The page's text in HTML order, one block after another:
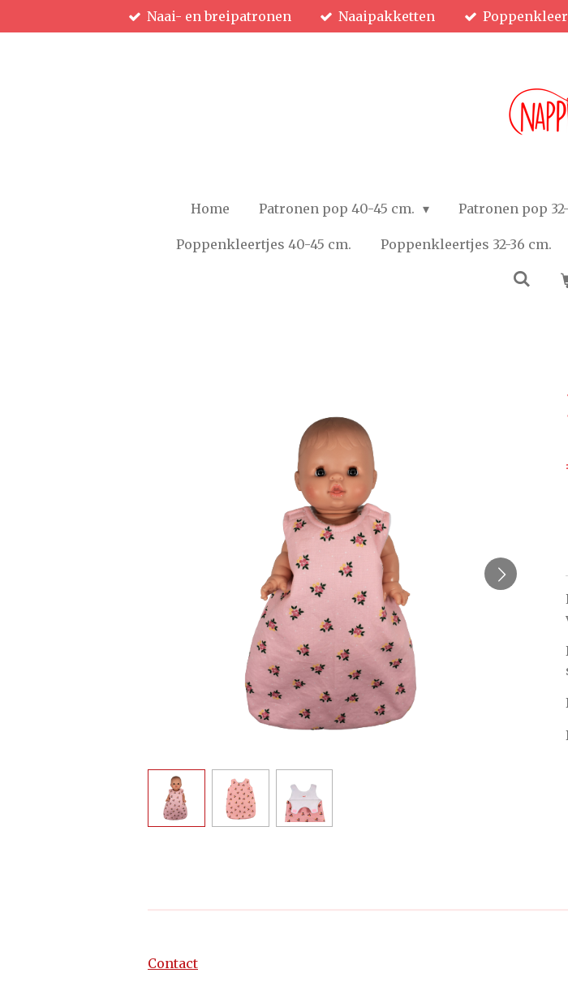
direct
Naai- en breipatronen Naaipakketten
Home Patronen pop 40-45 cm. Patronen pop
Poppenkleertjes 40-45 cm. Poppenkleertjes 32-36 cm.
Contact